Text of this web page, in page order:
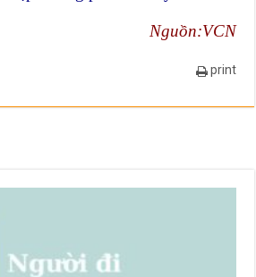
Nguồn:VCN
print